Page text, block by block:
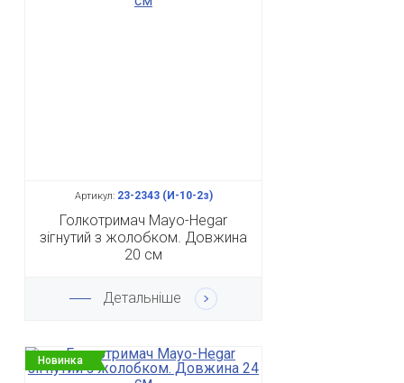
Артикул:23-2343 (И-10-2з)
Голкотримач Mayo-Hegar
зігнутий з жолобком. Довжина
20 см
Детальніше
Новинка